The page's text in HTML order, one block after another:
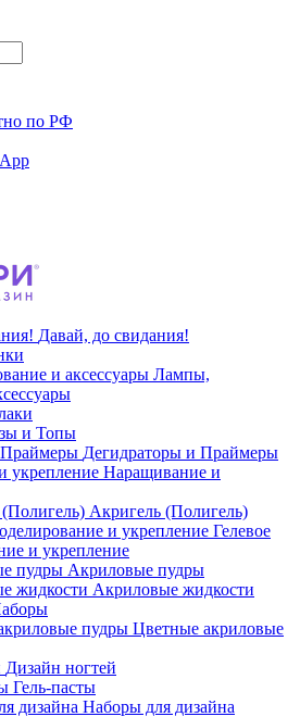
по РФ
Давай, до свидания!
Лампы,
и Топы
Дегидраторы и Праймеры
Наращивание и
Акригель (Полигель)
Гелевое
и укрепление
Акриловые пудры
Акриловые жидкости
Цветные акриловые
Дизайн ногтей
Гель-пасты
Наборы для дизайна